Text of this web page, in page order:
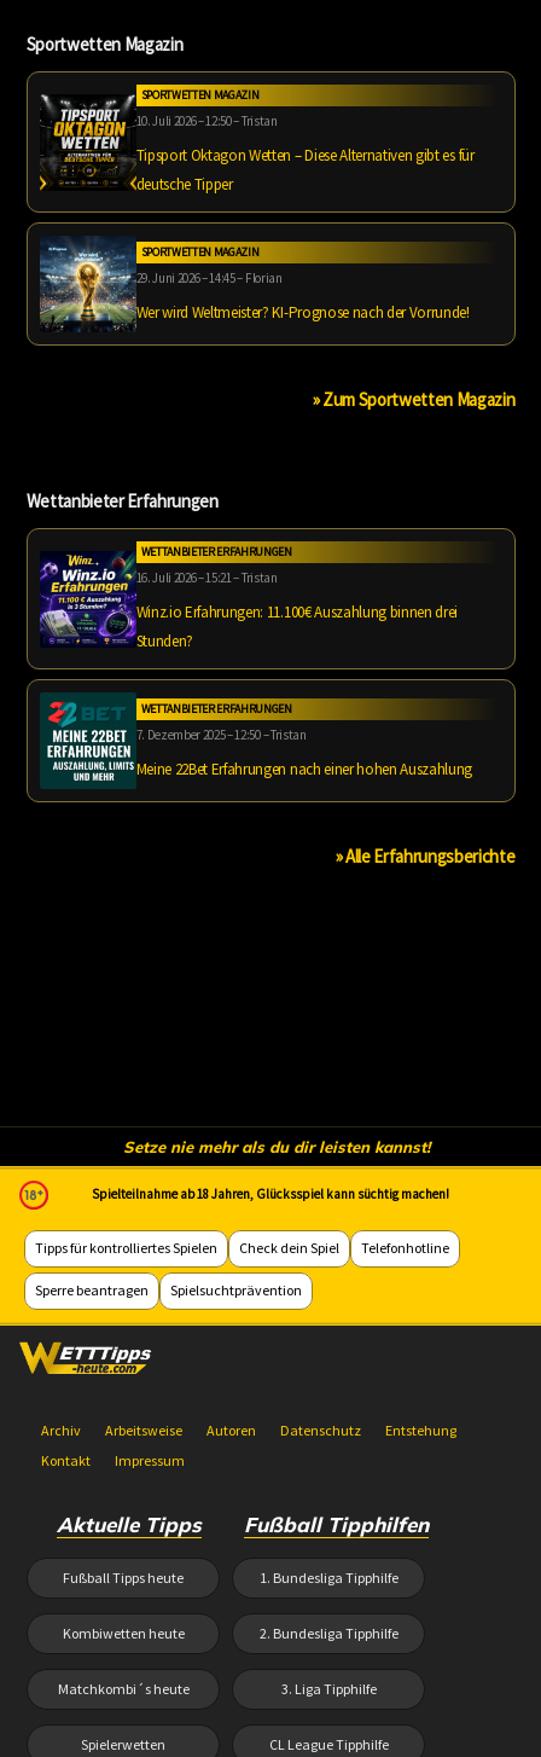
Sportwetten Magazin
SPORTWETTEN MAGAZIN
10. Juli 2026 – 12:50 – Tristan
Tipsport Oktagon Wetten – Diese Alternativen gibt es für
deutsche Tipper
SPORTWETTEN MAGAZIN
29. Juni 2026 – 14:45 – Florian
Wer wird Weltmeister? KI-Prognose nach der Vorrunde!
» Zum Sportwetten Magazin
Wettanbieter Erfahrungen
WETTANBIETER ERFAHRUNGEN
16. Juli 2026 – 15:21 – Tristan
Winz.io Erfahrungen: 11.100€ Auszahlung binnen drei
Stunden?
WETTANBIETER ERFAHRUNGEN
7. Dezember 2025 – 12:50 – Tristan
Meine 22Bet Erfahrungen nach einer hohen Auszahlung
» Alle Erfahrungsberichte
Setze nie mehr als du dir leisten kannst!
Spielteilnahme ab 18 Jahren, Glücksspiel kann süchtig machen!
Tipps für kontrolliertes Spielen Check dein Spiel Telefonhotline
Sperre beantragen Spielsuchtprävention
Archiv Arbeitsweise Autoren Datenschutz
Entstehung
Kontakt
Impressum
Aktuelle Tipps
Fußball Tipps heute
Kombiwetten heute
Matchkombi´s heute
Spielerwetten
Fußball Tipphilfen
1. Bundesliga Tipphilfe
2. Bundesliga Tipphilfe
3. Liga Tipphilfe
CL League Tipphilfe